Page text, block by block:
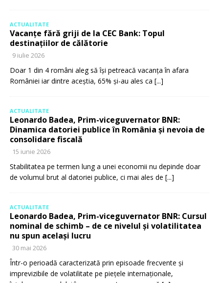
ACTUALITATE
Vacanțe fără griji de la CEC Bank: Topul
destinațiilor de călătorie
9 iulie 2026
Doar 1 din 4 români aleg să își petreacă vacanța în afara
României iar dintre aceștia, 65% și-au ales ca [...]
ACTUALITATE
Leonardo Badea, Prim-viceguvernator BNR:
Dinamica datoriei publice în România și nevoia de
consolidare fiscală
15 iunie 2026
Stabilitatea pe termen lung a unei economii nu depinde doar
de volumul brut al datoriei publice, ci mai ales de [...]
ACTUALITATE
Leonardo Badea, Prim-viceguvernator BNR: Cursul
nominal de schimb – de ce nivelul și volatilitatea
nu spun același lucru
30 mai 2026
Într-o perioadă caracterizată prin episoade frecvente și
imprevizibile de volatilitate pe piețele internaționale,